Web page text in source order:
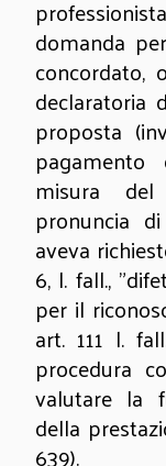
domanda
concordato,
declaratoria
proposta
misura
pronuncia
aveva
6, l. fall.,
per il
art. 111 l.
procedura
valutare la
della
639).